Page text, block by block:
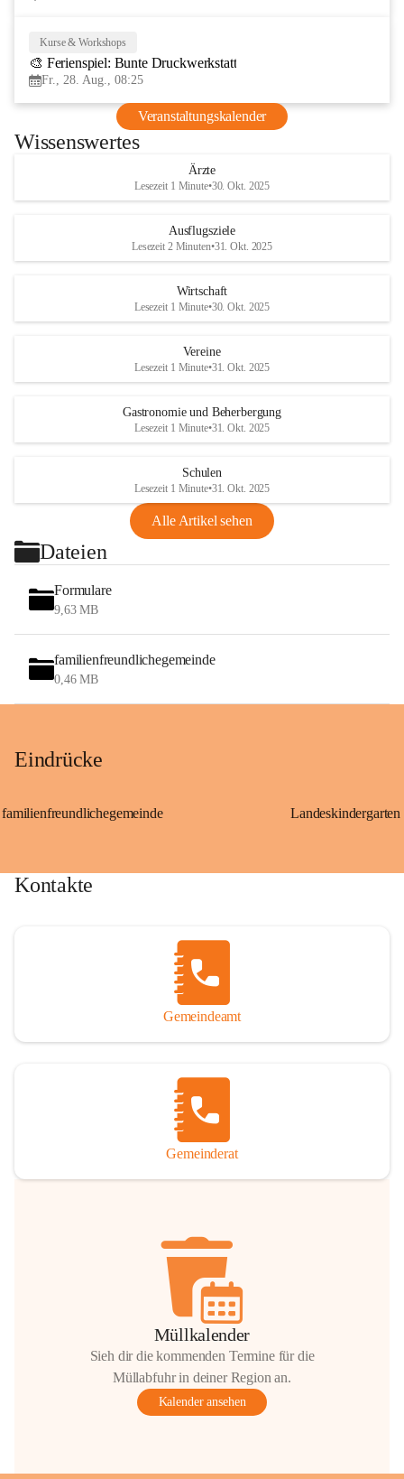
Kurse & Workshops
🎨 Ferienspiel: Bunte Druckwerkstatt
Fr., 28. Aug., 08:25
Veranstaltungskalender
Wissenswertes
Ärzte
Lesezeit 1 Minute•30. Okt. 2025
Ausflugsziele
Lesezeit 2 Minuten•31. Okt. 2025
Wirtschaft
Lesezeit 1 Minute•30. Okt. 2025
Vereine
Lesezeit 1 Minute•31. Okt. 2025
Gastronomie und Beherbergung
Lesezeit 1 Minute•31. Okt. 2025
Schulen
Lesezeit 1 Minute•31. Okt. 2025
Alle Artikel sehen
Dateien
Formulare
9,63 MB
familienfreundlichegemeinde
0,46 MB
Eindrücke
familienfreundlichegemeinde
Kontakte
Gemeindeamt
Gemeinderat
Müllkalender
Sieh dir die kommenden Termine für die
Müllabfuhr in deiner Region an.
Kalender ansehen